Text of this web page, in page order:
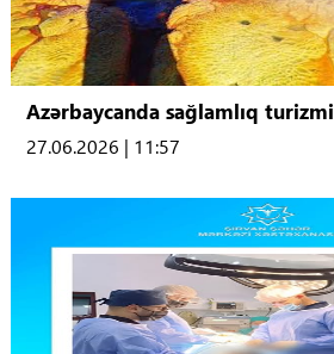
Azərbaycanda sağlamlıq turizmi
27.06.2026 | 11:57